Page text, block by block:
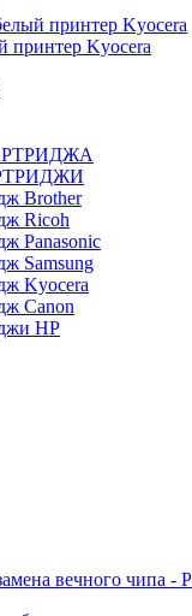
принтер Kyocera
принтер Kyocera
Brother
Ricoh
Panasonic
Samsung
Kyocera
Canon
HP
вечного чипа -